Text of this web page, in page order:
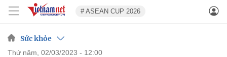
# ASEAN CUP 2026
Sức khỏe
thứ năm, 02/03/2023 - 12:00